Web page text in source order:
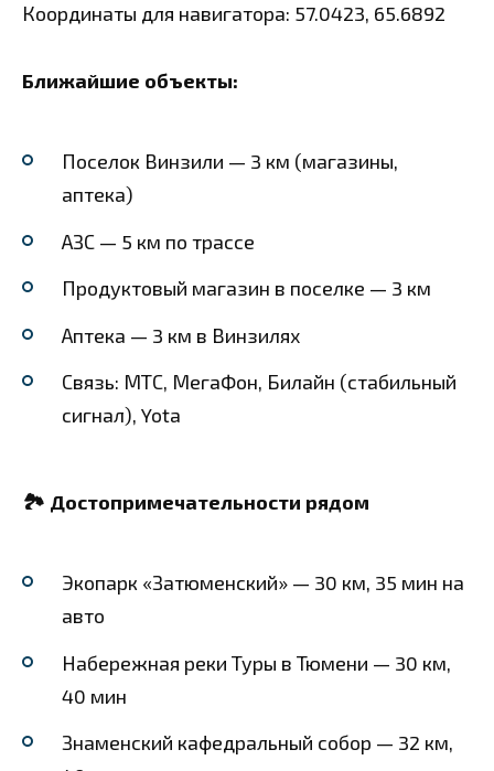
Координаты для навигатора: 57.0423, 65.6892
Ближайшие объекты:
Поселок Винзили — 3 км (магазины,
аптека)
АЗС — 5 км по трассе
Продуктовый магазин в поселке — 3 км
Аптека — 3 км в Винзилях
Связь: МТС, МегаФон, Билайн (стабильный
сигнал), Yota
🏞️ Достопримечательности рядом
Экопарк «Затюменский» — 30 км, 35 мин на
авто
Набережная реки Туры в Тюмени — 30 км,
40 мин
Знаменский кафедральный собор — 32 км,